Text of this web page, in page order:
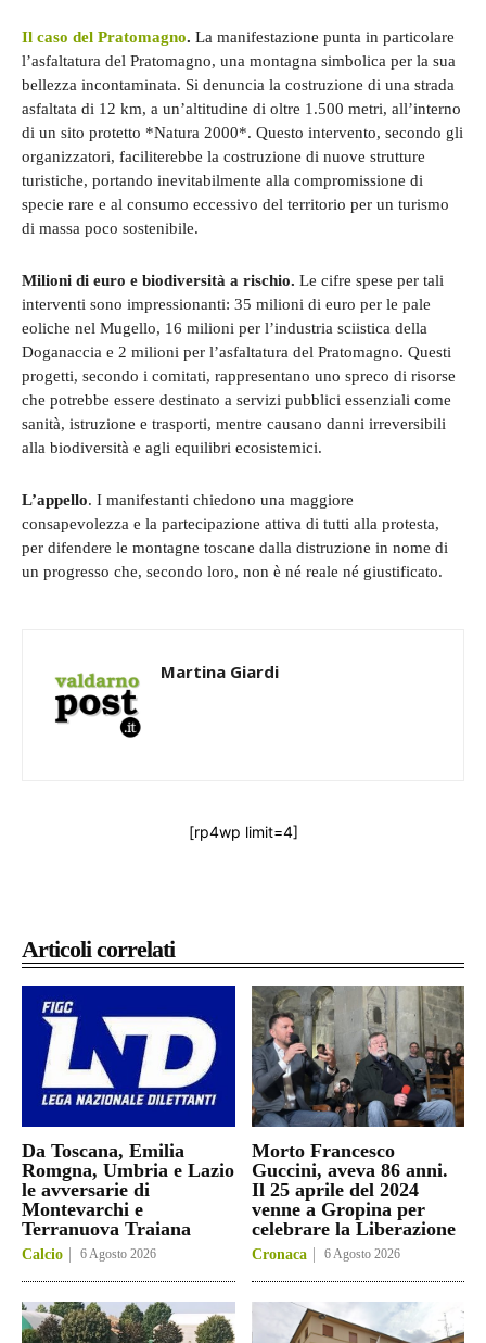
Articoli correlati
Da Toscana, Emilia
Romgna, Umbria e Lazio
le avversarie di
Montevarchi e
Terranuova Traiana
Calcio 6 Agosto 2026
Morto Francesco
Guccini, aveva 86 anni.
Il 25 aprile del 2024
venne a Gropina per
celebrare la Liberazione
Cronaca 6 Agosto 2026
Il caso del Pratomagno. La manifestazione punta in particolare
l’asfaltatura del Pratomagno, una montagna simbolica per la sua
bellezza incontaminata. Si denuncia la costruzione di una strada
asfaltata di 12 km, a un’altitudine di oltre 1.500 metri, all’interno
di un sito protetto *Natura 2000*. Questo intervento, secondo gli
organizzatori, faciliterebbe la costruzione di nuove strutture
turistiche, portando inevitabilmente alla compromissione di
specie rare e al consumo eccessivo del territorio per un turismo
di massa poco sostenibile.
Milioni di euro e biodiversità a rischio. Le cifre spese per tali
interventi sono impressionanti: 35 milioni di euro per le pale
eoliche nel Mugello, 16 milioni per l’industria sciistica della
Doganaccia e 2 milioni per l’asfaltatura del Pratomagno. Questi
progetti, secondo i comitati, rappresentano uno spreco di risorse
che potrebbe essere destinato a servizi pubblici essenziali come
sanità, istruzione e trasporti, mentre causano danni irreversibili
alla biodiversità e agli equilibri ecosistemici.
L’appello. I manifestanti chiedono una maggiore
consapevolezza e la partecipazione attiva di tutti alla protesta,
per difendere le montagne toscane dalla distruzione in nome di
un progresso che, secondo loro, non è né reale né giustificato.
Martina Giardi
[rp4wp limit=4]